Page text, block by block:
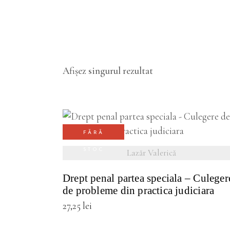
Afișez singurul rezultat
FĂRĂ
Lazăr Valerică
VEZI DETALII
Drept penal partea speciala –
de probleme din practica judiciara
27,25 lei